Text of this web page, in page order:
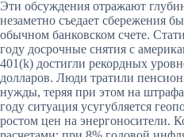
Эти обсуждения отражают
незаметно съедает сбережения
обычном банковском счете.
году досрочные снятия с
401(k) достигли рекордных
долларов. Люди тратили
нужды, теряя при этом на
году ситуация усугубляется
ростом цен на энергоносители.